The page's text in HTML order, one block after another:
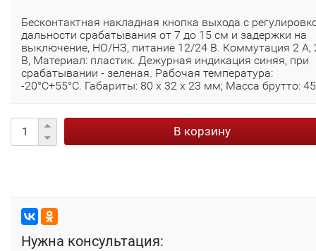
Бесконтактная накладная кнопка выхода с
дальности срабатывания от 7 до 15 см и задержки на
выключение, НО/НЗ, питание 12/24 В. Коммутация 2 А,
В, Материал: пластик. Дежурная индикация синяя, при
срабатывании - зеленая. Рабочая температура:
-20°С+55°С. Габариты: 80 х 32 х 23 мм; Масса брутто:
В корзину
Нужна консультация: